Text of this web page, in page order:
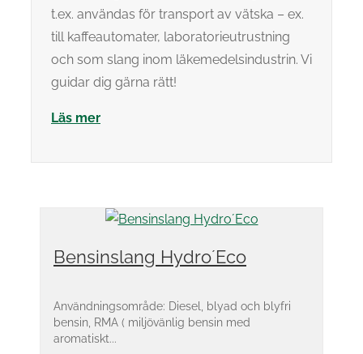
t.ex. användas för transport av vätska – ex.
till kaffeautomater, laboratorieutrustning
och som slang inom läkemedelsindustrin. Vi
guidar dig gärna rätt!
Läs mer
Bensinslang Hydro´Eco
Användningsområde: Diesel, blyad och blyfri
bensin, RMA ( miljövänlig bensin med
aromatiskt...